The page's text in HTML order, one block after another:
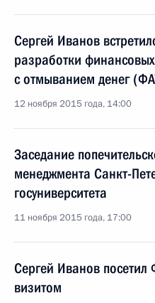
Сергей Иванов
разработки
с отмыванием денег
12 ноября 2015 года, 14:00
Заседание
менеджмента Санкт-
госуниверситета
11 ноября 2015 года, 17:00
Сергей Иванов
визитом